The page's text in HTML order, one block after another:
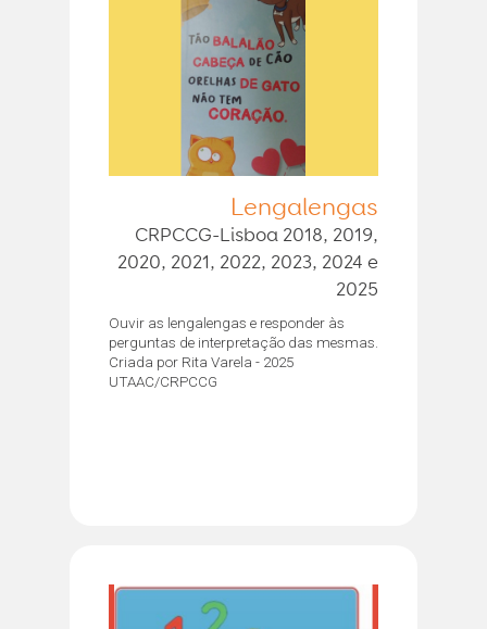
Lengalengas
CRPCCG-Lisboa 2018, 2019,
2020, 2021, 2022, 2023, 2024 e
2025
Ouvir as lengalengas e responder às
perguntas de interpretação das mesmas.
Criada por Rita Varela - 2025
UTAAC/CRPCCG